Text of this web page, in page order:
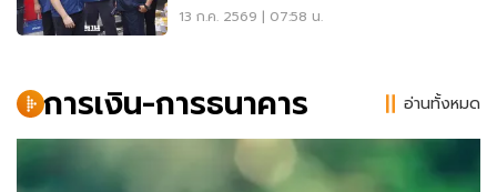
วงเงินประกัน 40 ล้านบาท
13 ก.ค. 2569 | 07:58 น.
การเงิน-การธนาคาร อ่านทั้งหมด